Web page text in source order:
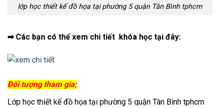
lớp học thiết kế đồ họa tại phường 5 quận Tân Bình tphcm
➡ Các bạn có thể xem chi tiết khóa học tại đây:
Đối tượng tham gia;
Lớp học thiết kế đồ họa tại phường 5 quận Tân Bình tphcm